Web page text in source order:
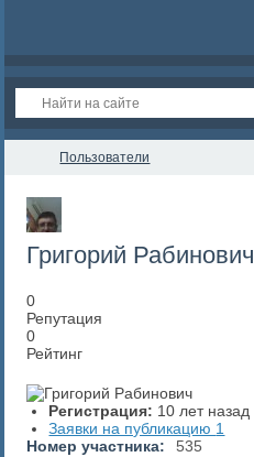
Пользователи
Григорий Рабинович
0
Репутация
0
Рейтинг
Регистрация: 10 лет назад
Заявки на публикацию 1
Номер участника:
535